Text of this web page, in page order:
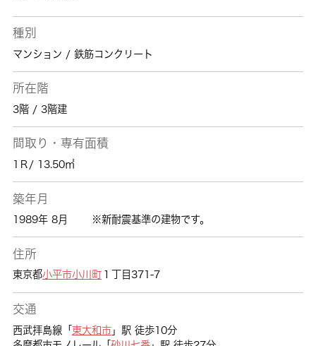
種別
マンション / 鉄筋コンクリート
所在階
3階 / 3階建
間取り・専有面積
1Ｒ/ 13.50㎡
築年月
1989年 8月 ※新耐震基準の建物です。
住所
東京都小平市小川町１丁目371-7
交通
西武拝島線「 東大和市」駅 徒歩10分